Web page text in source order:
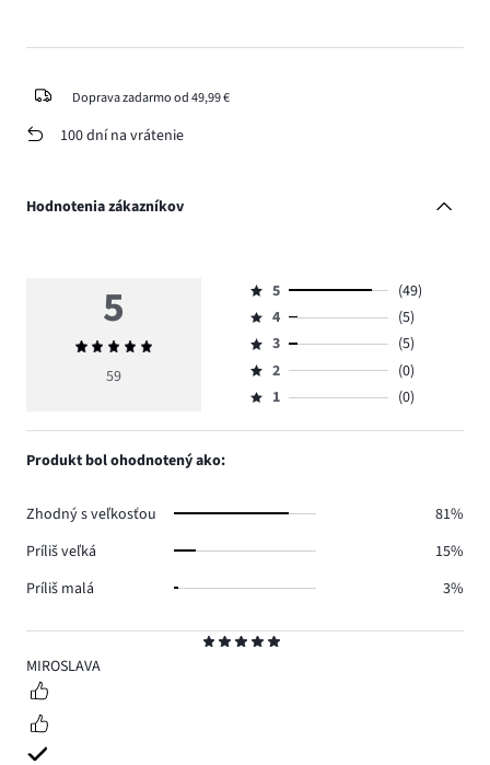
Doprava zadarmo od 49,99 €
100 dní na vrátenie
Hodnotenia zákazníkov
5
MIROSLAVA
5
Priemerné
hodnotenie
59
Hodnotenie
5,
počet
hlasov
49.
5
(49)
Hodnotenie
4,
počet
hlasov
4
(5)
Hodnotenie
3,
počet
3
(5)
Hodnotenie
2,
2
(0)
Hodnotenie
1,
1 (0)
Produkt bol ohodnotený ako:
Zhodný s veľkosťou
81%
Príliš veľká
15%
Príliš malá
3%